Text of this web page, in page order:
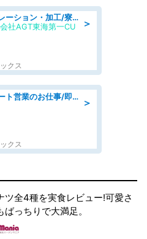
＞
金属製品の機械オペレーション・加工/寮完備/日払い/工場・製造
社AGT東海第一CU
クス
＞
8月開始/商社でのルート営業のお仕事/即日勤務可/車通勤可/営業
クス
ツ全4種を実食レビュー!可愛さ
ばっちりで大満足。